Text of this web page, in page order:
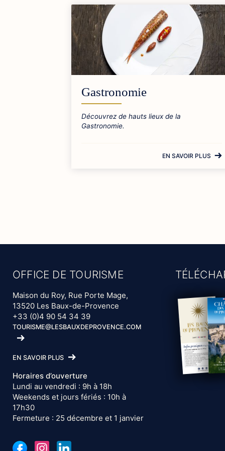
Gastronomie
Découvrez de hauts lieux de la
Gastronomie.
EN SAVOIR PLUS
OFFICE DE TOURISME
Maison du Roy, Rue Porte Mage,
13520 Les Baux-de-Provence
+33 (0)4 90 54 34 39
TOURISME@LESBAUXDEPROVENCE.COM
EN SAVOIR PLUS
Horaires d’ouverture
Lundi au vendredi : 9h à 18h
Weekends et jours fériés : 10h à
17h30
Fermeture : 25 décembre et 1 janvier